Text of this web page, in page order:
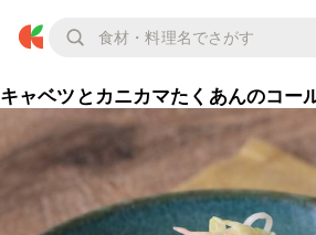
キャベツとカニカマたくあんのコー